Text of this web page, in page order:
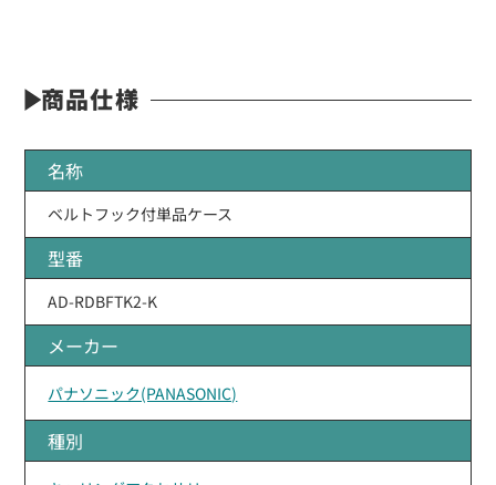
商品仕様
名称
ベルトフック付単品ケース
型番
AD-RDBFTK2-K
メーカー
パナソニック(PANASONIC)
種別